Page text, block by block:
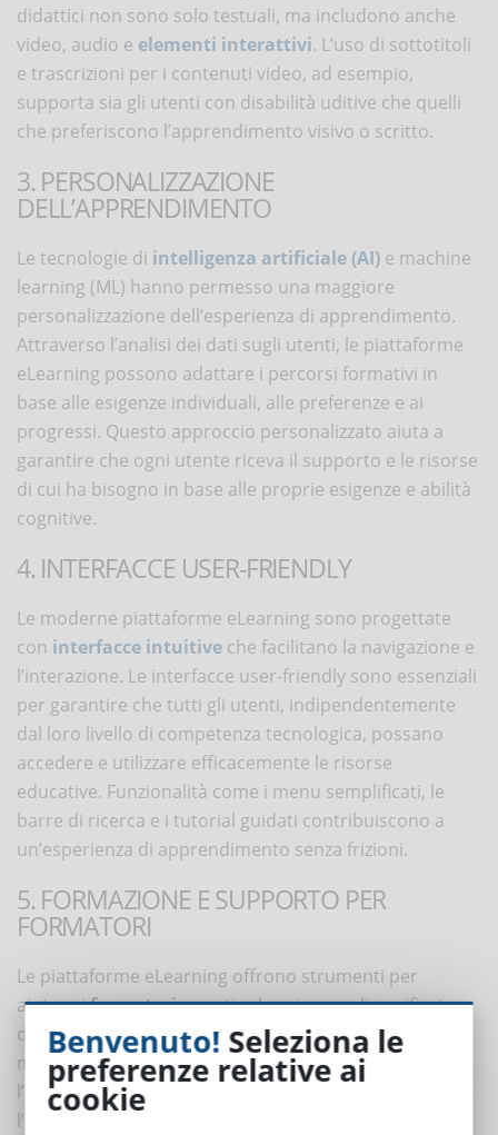
didattici non sono solo testuali, ma includono anche
video, audio e elementi interattivi. L’uso di sottotitoli
e trascrizioni per i contenuti video, ad esempio,
supporta sia gli utenti con disabilità uditive che quelli
che preferiscono l’apprendimento visivo o scritto.
3. PERSONALIZZAZIONE
DELL’APPRENDIMENTO
Le tecnologie di intelligenza artificiale (AI) e machine
learning (ML) hanno permesso una maggiore
personalizzazione dell’esperienza di apprendimento.
Attraverso l’analisi dei dati sugli utenti, le piattaforme
eLearning possono adattare i percorsi formativi in
base alle esigenze individuali, alle preferenze e ai
progressi. Questo approccio personalizzato aiuta a
garantire che ogni utente riceva il supporto e le risorse
di cui ha bisogno in base alle proprie esigenze e abilità
cognitive.
4. INTERFACCE USER-FRIENDLY
Le moderne piattaforme eLearning sono progettate
con interfacce intuitive che facilitano la navigazione e
l’interazione. Le interfacce user-friendly sono essenziali
per garantire che tutti gli utenti, indipendentemente
dal loro livello di competenza tecnologica, possano
accedere e utilizzare efficacemente le risorse
educative. Funzionalità come i menu semplificati, le
barre di ricerca e i tutorial guidati contribuiscono a
un’esperienza di apprendimento senza frizioni.
5. FORMAZIONE E SUPPORTO PER
FORMATORI
Le piattaforme eLearning offrono strumenti per
aiutare iformatoria gestire le esigenze diversificate
degli studenti. Questi strumenti includono guide e
modelli per la progettazione di corsi, risorse per
l’adattamento dei materiali didattici e supporto per
l’inclusione di elementi accessibili.
Benvenuto! Seleziona le
preferenze relative ai
cookie